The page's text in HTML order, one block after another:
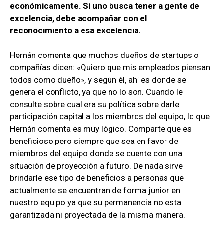
económicamente. Si uno busca tener a gente de
excelencia, debe acompañar con el
reconocimiento a esa excelencia.
Hernán comenta que muchos dueños de startups o
compañías dicen: «Quiero que mis empleados piensan
todos como dueño», y según él, ahí es donde se
genera el conflicto, ya que no lo son. Cuando le
consulte sobre cual era su política sobre darle
participación capital a los miembros del equipo, lo que
Hernán comenta es muy lógico. Comparte que es
beneficioso pero siempre que sea en favor de
miembros del equipo donde se cuente con una
situación de proyección a futuro. De nada sirve
brindarle ese tipo de beneficios a personas que
actualmente se encuentran de forma junior en
nuestro equipo ya que su permanencia no esta
garantizada ni proyectada de la misma manera.